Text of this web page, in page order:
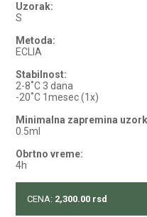
Uzorak:
S
Metoda:
ECLIA
Stabilnost:
2-8˚C 3 dana
-20˚C 1mesec (1x)
Minimalna zapremina
0.5ml
Obrtno vreme:
4h
CENA: 2,300.00 rsd